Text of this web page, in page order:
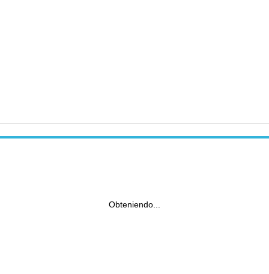
Obteniendo...